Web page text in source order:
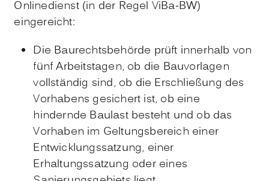
Onlinedienst (in der Regel ViBa-BW)
eingereicht:
Die Baurechtsbehörde prüft innerhalb von
fünf Arbeitstagen, ob die Bauvorlagen
vollständig sind, ob die Erschließung des
Vorhabens gesichert ist, ob eine
hindernde Baulast besteht und ob das
Vorhaben im Geltungsbereich einer
Entwicklungssatzung, einer
Erhaltungssatzung oder eines